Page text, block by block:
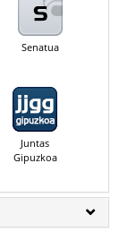
Senatua
Juntas
Gipuzkoa